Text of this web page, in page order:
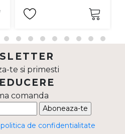
te si primesti
comanda
Aboneaza-te
politica de confidentialitate